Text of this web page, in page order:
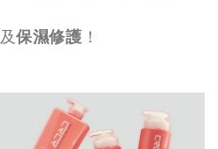
及保濕修護 ！